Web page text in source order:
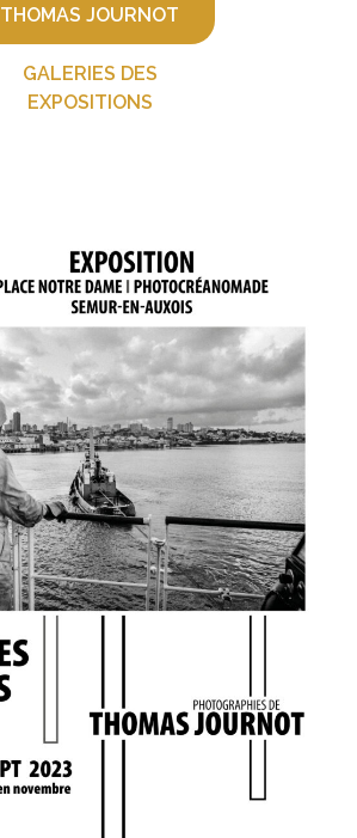
THOMAS JOURNOT
GALERIES DES
EXPOSITIONS